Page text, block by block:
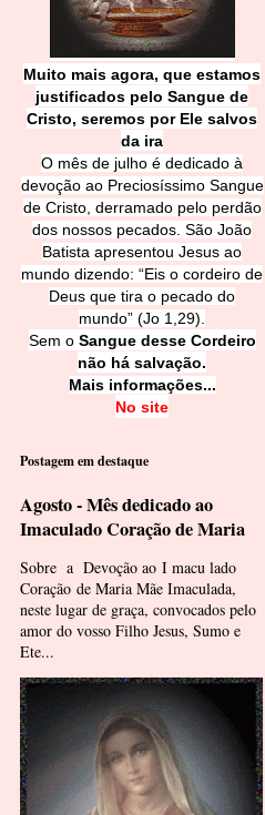
Muito mais agora, que estamos
justificados pelo Sangue de
Cristo, seremos por Ele salvos
da ira
O mês de julho é dedicado à
devoção ao Preciosíssimo Sangue
de Cristo, derramado pelo perdão
dos nossos pecados. São João
Batista apresentou Jesus ao
mundo dizendo: “Eis o cordeiro de
Deus que tira o pecado do
mundo” (Jo 1,29).
Sem o Sangue desse Cordeiro
não há salvação.
Mais informações...
No site
Postagem em destaque
Agosto - Mês dedicado ao
Imaculado Coração de Maria
Sobre a Devoção ao I macu lado
Coração de Maria Mãe Imaculada,
neste lugar de graça, convocados pelo
amor do vosso Filho Jesus, Sumo e
Ete...